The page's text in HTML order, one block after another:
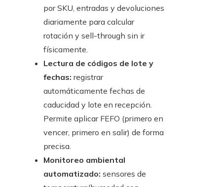
por SKU, entradas y devoluciones
diariamente para calcular
rotación y sell-through sin ir
físicamente.
Lectura de códigos de lote y
fechas: registrar
automáticamente fechas de
caducidad y lote en recepción.
Permite aplicar FEFO (primero en
vencer, primero en salir) de forma
precisa.
Monitoreo ambiental
automatizado: sensores de